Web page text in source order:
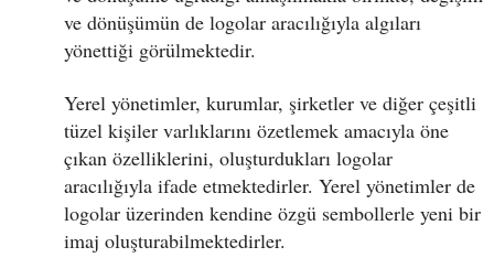
ve dönüşümün de logolar aracılığıyla algıları
yönettiği görülmektedir.
Yerel yönetimler, kurumlar, şirketler ve diğer çeşitli
tüzel kişiler varlıklarını özetlemek amacıyla öne
çıkan özelliklerini, oluşturdukları logolar
aracılığıyla ifade etmektedirler. Yerel yönetimler de
logolar üzerinden kendine özgü sembollerle yeni bir
imaj oluşturabilmektedirler.